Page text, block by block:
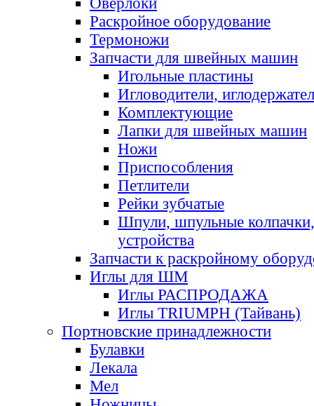
Раскройное оборудование
Термоножи
Запчасти для швейных машин
Игольные пластины
Игловодители,
Комплектующие
Лапки для швейных машин
Ножи
Приспособления
Петлители
Рейки зубчатые
Шпули, шпульные
устройства
Запчасти к раскройному
Иглы для ШМ
Иглы РАСПРОДАЖА
Иглы TRIUMPH (Тайвань)
Портновские принадлежности
Булавки
Лекала
Мел